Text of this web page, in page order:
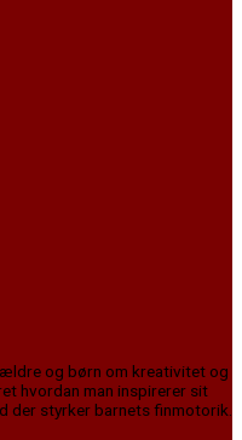
og børn om kreativitet og
hvordan man inspirerer sit
der styrker barnets finmotorik.